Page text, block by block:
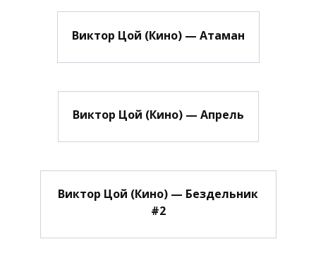
Виктор Цой (Кино) — Атаман
Виктор Цой (Кино) — Апрель
Виктор Цой (Кино) — Бездельник
#2